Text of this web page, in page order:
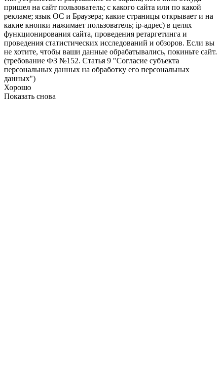
пришел на сайт пользователь; с какого сайта или по какой
рекламе; язык ОС и Браузера; какие страницы открывает и на
какие кнопки нажимает пользователь; ip-адрес) в целях
функционирования сайта, проведения ретаргетинга и
проведения статистических исследований и обзоров. Если вы
не хотите, чтобы ваши данные обрабатывались, покиньте сайт.
(требование ФЗ №152. Статья 9 "Согласие субъекта
персональных данных на обработку его персональных
данных")
Хорошо
Показать снова